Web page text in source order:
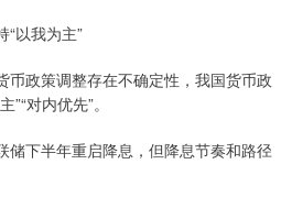
以我为主”
政策调整存在不确定性，我国货币政
对内优先”。
下半年重启降息，但降息节奏和路径